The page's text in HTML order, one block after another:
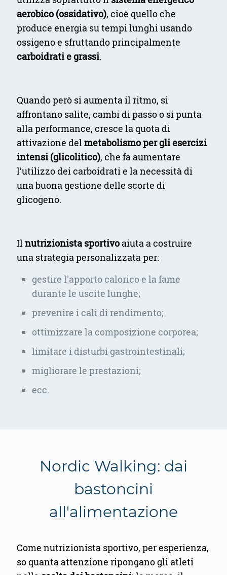
aerobico (ossidativo), cioè quello che
produce energia su tempi lunghi usando
ossigeno e sfruttando principalmente
carboidrati e grassi.
Quando però si aumenta il ritmo, si
affrontano salite, cambi di passo o si punta
alla performance, cresce la quota di
attivazione delmetabolismo per gli esercizi
intensi (glicolitico), che fa aumentare
l’utilizzo dei carboidrati e la necessità di
una buona gestione delle scorte di
glicogeno.
Ilnutrizionista sportivo aiuta a costruire
una strategia personalizzata per:
gestire l'apporto calorico e la fame
durante le uscite lunghe;
prevenire i cali di rendimento;
ottimizzare la composizione corporea;
limitare i disturbi gastrointestinali;
migliorare le prestazioni;
ecc.
Nordic Walking: dai
bastoncini
all'alimentazione
Come nutrizionista sportivo, per esperienza,
so quanta attenzione ripongano gli atleti